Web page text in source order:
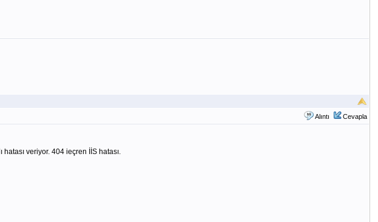
Alıntı Cevapla
veriyor. 404 ieçren İİS hatası.